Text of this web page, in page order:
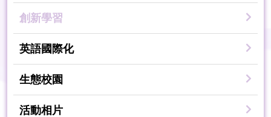
創新學習
英語國際化
生態校園
活動相片